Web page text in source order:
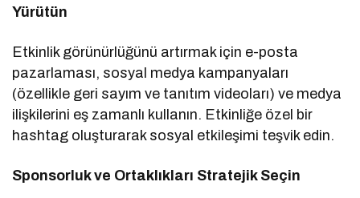
Yürütün
Etkinlik görünürlüğünü artırmak için e-posta
pazarlaması, sosyal medya kampanyaları
(özellikle geri sayım ve tanıtım videoları) ve medya
ilişkilerini eş zamanlı kullanın. Etkinliğe özel bir
hashtag oluşturarak sosyal etkileşimi teşvik edin.
Sponsorluk ve Ortaklıkları Stratejik Seçin